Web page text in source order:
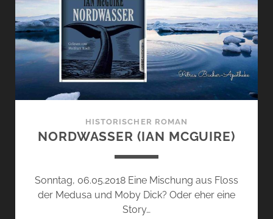
HISTORISCHER ROMAN
NORDWASSER (IAN MCGUIRE)
Sonntag, 06.05.2018 Eine Mischung aus Floss
der Medusa und Moby Dick? Oder eher eine
Story…